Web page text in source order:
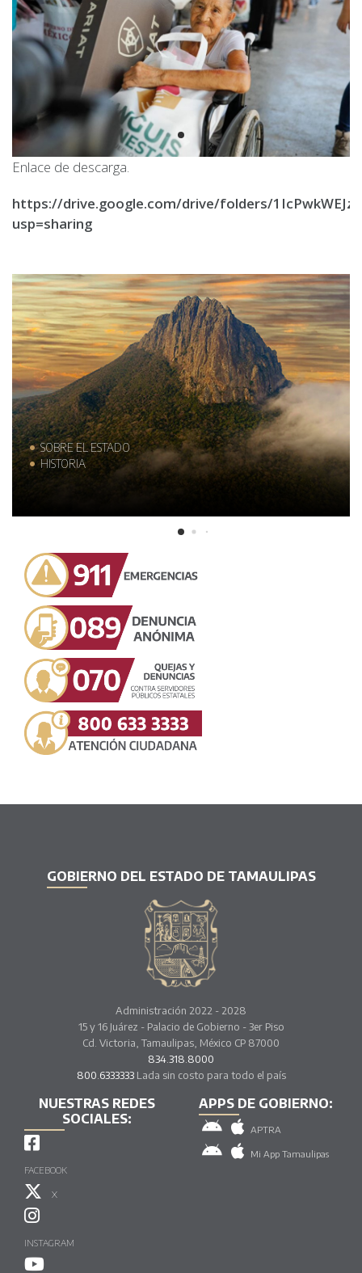
Enlace de descarga.
https://drive.google.com/drive/folders/
usp=sharing
SOBRE EL ESTADO
HISTORIA
GOBIERNO DEL ESTADO DE TAMAULIPAS
Administración 2022 - 2028
15 y 16 Juárez - Palacio de Gobierno - 3er Piso
Cd. Victoria, Tamaulipas, México CP 87000
834.318.8000
800.6333333Lada sin costo para todo el país
NUESTRAS REDES
SOCIALES:
FACEBOOK
X
INSTAGRAM
APPS DE GOBIERNO:
APTRA
Mi App Tamaulipas